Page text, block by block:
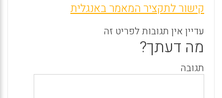
קישור לתקציר המאמר באנגלית
עדיין אין תגובות לפריט זה
מה דעתך?
תגובה